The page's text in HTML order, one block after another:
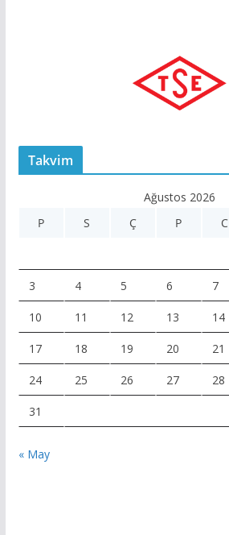
Takvim
Ağustos 2026
P
S Ç P C
3 4 5 6 7
10 11 12 13 14
17 18 19 20 21
24 25 26 27 28
31
« May